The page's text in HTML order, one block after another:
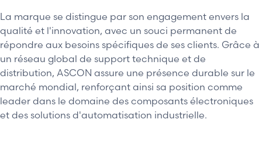
La marque se distingue par son engagement envers la
qualité et l'innovation, avec un souci permanent de
répondre aux besoins spécifiques de ses clients. Grâce à
un réseau global de support technique et de
distribution, ASCON assure une présence durable sur le
marché mondial, renforçant ainsi sa position comme
leader dans le domaine des composants électroniques
et des solutions d'automatisation industrielle.